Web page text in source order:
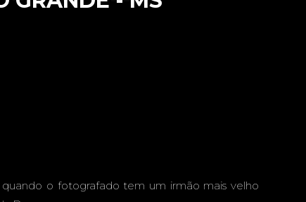
-
-
o fotografado tem um irmão mais velho